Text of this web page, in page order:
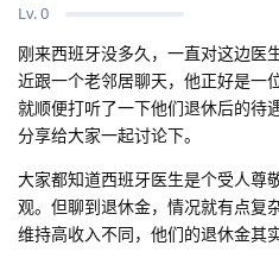
Lv.0
刚来西班牙没多久，一直对这边医
近跟一个老邻居聊天，他正好是一
就顺便打听了一下他们退休后的待
分享给大家一起讨论下。
大家都知道西班牙医生是个受人尊
观。但聊到退休金，情况就有点复
维持高收入不同，他们的退休金其实